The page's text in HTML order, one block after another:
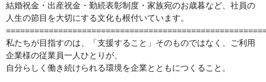
結婚祝金・出産祝金・勤続表彰制度・家族宛のお歳暮など、社員の
人生の節目を大切にする文化も根付いています。
私たちが目指すのは、「支援すること」そのものではなく、ご利用
企業様の従業員一人ひとりが、
自分らしく働き続けられる環境を企業とともにつくること。